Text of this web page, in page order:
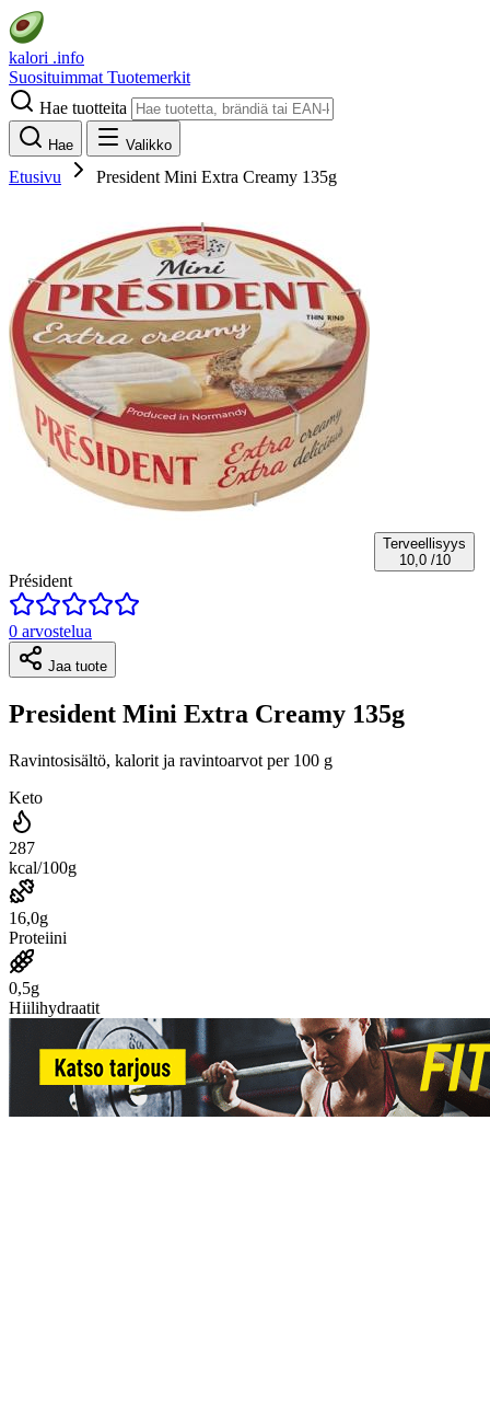
kalori .info
Suosituimmat Tuotemerkit
Hae tuotteita
Hae Valikko
Etusivu President Mini Extra Creamy 135g
Terveellisyys
10,0 /10
Président
0 arvostelua
Jaa tuote
President Mini Extra Creamy 135g
Ravintosisältö, kalorit ja ravintoarvot per 100 g
Keto
287
kcal/100g
16,0g
Proteiini
0,5g
Hiilihydraatit